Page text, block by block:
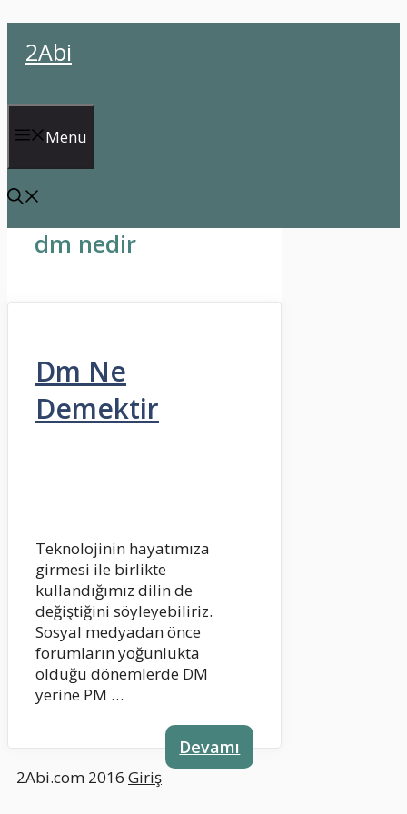
atla2Abi
Menu
dm nedir
Dm Ne
Demektir
Teknolojinin hayatımıza
girmesi ile birlikte
kullandığımız dilin de
değiştiğini söyleyebiliriz.
Sosyal medyadan önce
forumların yoğunlukta
olduğu dönemlerde DM
yerine PM …
Devamı
2Abi.com 2016 Giriş